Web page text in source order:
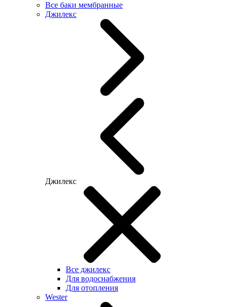
Все баки мембранные
Джилекс
Джилекс
Все джилекс
Для водоснабжения
Для отопления
Wester